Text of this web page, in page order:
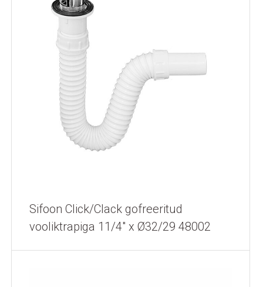
Sifoon Click/Clack gofreeritud
vooliktrapiga 11/4" x Ø32/29 48002